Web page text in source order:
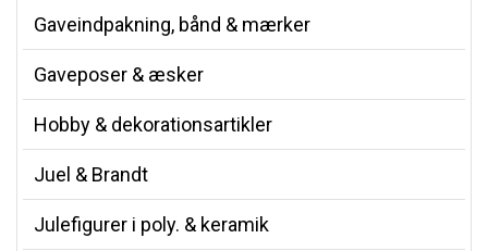
Gaveindpakning, bånd & mærker
Gaveposer & æsker
Hobby & dekorationsartikler
Juel & Brandt
Julefigurer i poly. & keramik